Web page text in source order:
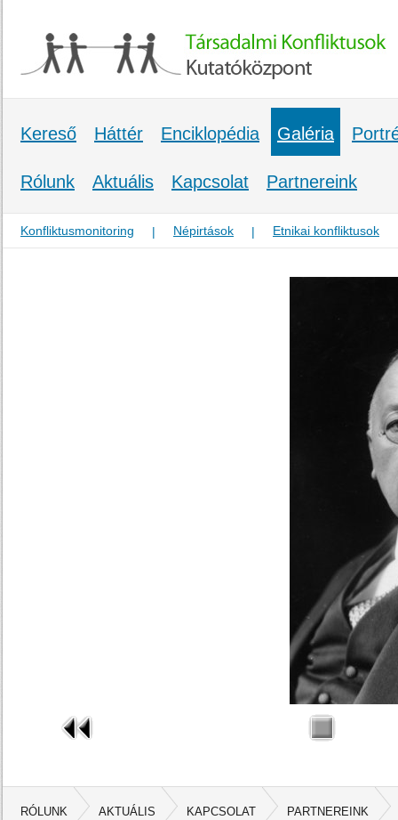
Kereső Háttér Enciklopédia Galéria
Rólunk Aktuális Kapcsolat Partnereink
Konfliktusmonitoring | Népirtások | Etnikai konfliktusok
RÓLUNK AKTUÁLIS KAPCSOLAT PARTNEREINK